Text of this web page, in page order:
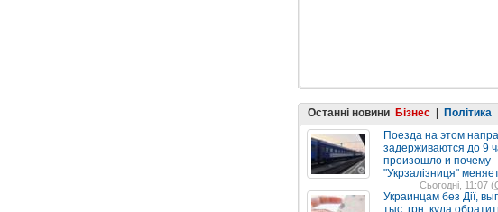
Останні новини Бізнес
Політика
Поезда на этом
задерживаются до 9
произошло и почему
"Укрзалізниця"
Сьогодні, 11:07 (
Украинцам без Дії,
тыс. грн: куда